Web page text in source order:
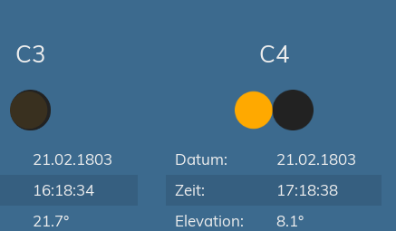
C3
21.02.1803
16:18:34
21.7°
C4
Datum:
21.02.1803
Zeit:
17:18:38
Elevation:
8.1°